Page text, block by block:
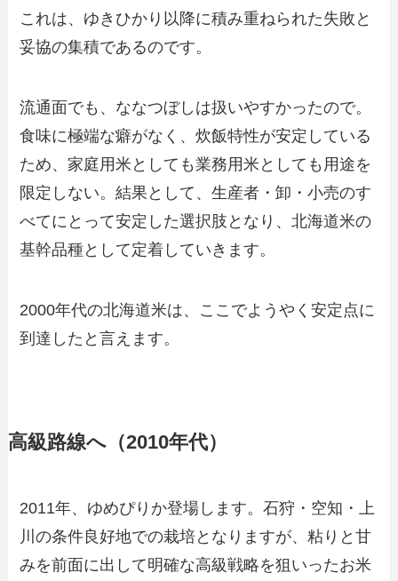
これは、ゆきひかり以降に積み重ねられた失敗と
妥協の集積であるのです。
流通面でも、ななつぼしは扱いやすかったので。
食味に極端な癖がなく、炊飯特性が安定している
ため、家庭用米としても業務用米としても用途を
限定しない。結果として、生産者・卸・小売のす
べてにとって安定した選択肢となり、北海道米の
基幹品種として定着していきます。
2000年代の北海道米は、ここでようやく安定点に
到達したと言えます。
高級路線へ（2010年代）
2011年、ゆめぴりか登場します。石狩・空知・上
川の条件良好地での栽培となりますが、粘りと甘
みを前面に出して明確な高級戦略を狙いったお米